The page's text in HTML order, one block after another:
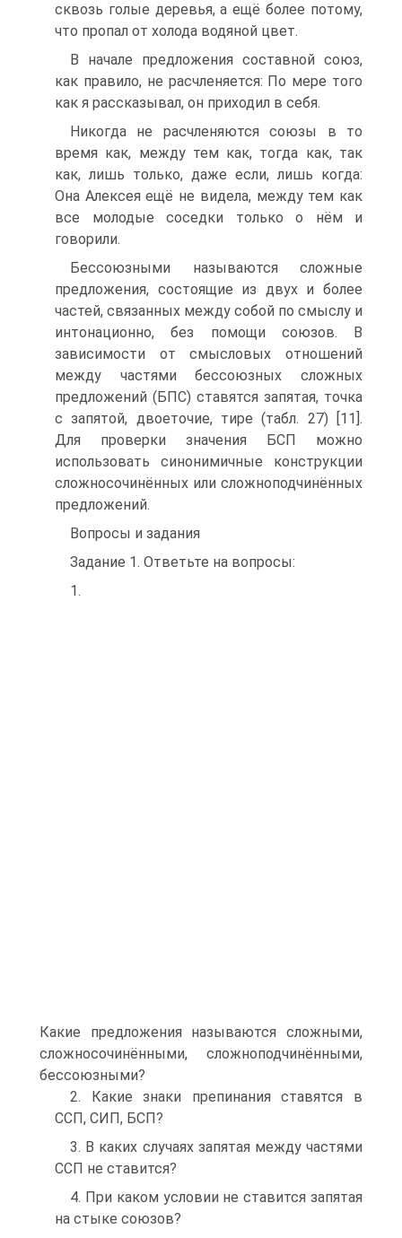
сквозь голые деревья, а ещё более потому,
что пропал от холода водяной цвет.
В начале предложения составной союз,
как правило, не расчленяется: По мере того
как я рассказывал, он приходил в себя.
Никогда не расчленяются союзы в то
время как, между тем как, тогда как, так
как, лишь только, даже если, лишь когда:
Она Алексея ещё не видела, между тем как
все молодые соседки только о нём и
говорили.
Бессоюзными называются сложные
предложения, состоящие из двух и более
частей, связанных между собой по смыслу и
интонационно, без помощи союзов. В
зависимости от смысловых отношений
между частями бессоюзных сложных
предложений (БПС) ставятся запятая, точка
с запятой, двоеточие, тире (табл. 27) [11].
Для проверки значения БСП можно
использовать синонимичные конструкции
сложносочинённых или сложноподчинённых
предложений.
Вопросы и задания
Задание 1. Ответьте на вопросы:
1.
Какие предложения называются сложными,
сложносочинёнными, сложноподчинёнными,
бессоюзными?
2. Какие знаки препинания ставятся в
ССП, СИП, БСП?
3. В каких случаях запятая между частями
ССП не ставится?
4. При каком условии не ставится запятая
на стыке союзов?